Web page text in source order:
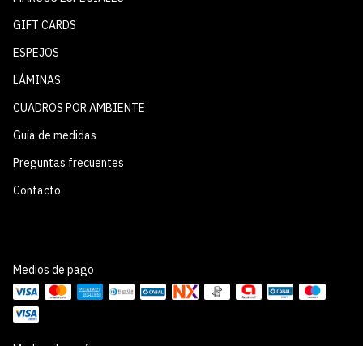
GIFT CARDS
ESPEJOS
LÁMINAS
CUADROS POR AMBIENTE
Guía de medidas
Preguntas frecuentes
Contacto
Medios de pago